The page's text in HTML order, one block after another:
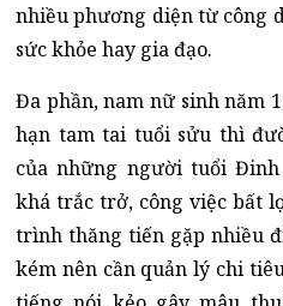
nhiều phương diện từ công
sức khỏe hay gia đạo.
Đa phần, nam nữ sinh năm
hạn tam tai tuổi sửu thì
của những người tuổi
khá trắc trở, công việc bất
trình thăng tiến gặp nhiều
kém nên cần quản lý chi